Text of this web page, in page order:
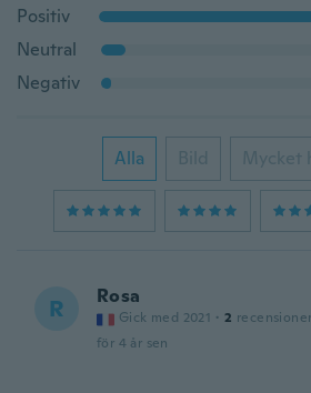
Positiv
Neutral
Negativ
Alla Bild Mycket
R Rosa
Gick med 2021 · 2 recensioner
för 4 år sen